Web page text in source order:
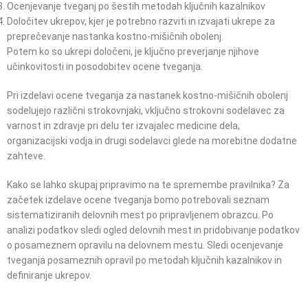
Ocenjevanje tveganj po šestih metodah ključnih kazalnikov
Določitev ukrepov, kjer je potrebno razviti in izvajati ukrepe za
preprečevanje nastanka kostno-mišičnih obolenj.
Potem ko so ukrepi določeni, je ključno preverjanje njihove
učinkovitosti in posodobitev ocene tveganja.
Pri izdelavi ocene tveganja za nastanek kostno-mišičnih obolenj
sodelujejo različni strokovnjaki, vključno strokovni sodelavec za
varnost in zdravje pri delu ter izvajalec medicine dela,
organizacijski vodja in drugi sodelavci glede na morebitne dodatne
zahteve.
Kako se lahko skupaj pripravimo na te spremembe pravilnika? Za
začetek izdelave ocene tveganja bomo potrebovali seznam
sistematiziranih delovnih mest po pripravljenem obrazcu. Po
analizi podatkov sledi ogled delovnih mest in pridobivanje podatkov
o posameznem opravilu na delovnem mestu. Sledi ocenjevanje
tveganja posameznih opravil po metodah ključnih kazalnikov in
definiranje ukrepov.